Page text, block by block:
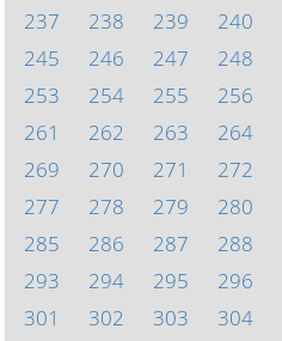
237
238 239 240
245
246 247 248
253
254 255 256
261
262 263 264
269
270 271 272
277
278 279 280
285
286 287 288
293
294 295 296
301
302 303 304